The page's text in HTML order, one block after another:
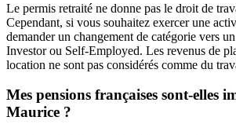
Le permis retraité ne donne pas le droit de
Cependant, si vous souhaitez exercer une
demander un changement de catégorie vers
Investor ou Self-Employed. Les revenus de
location ne sont pas considérés comme du
Mes pensions françaises sont-elles
Maurice ?